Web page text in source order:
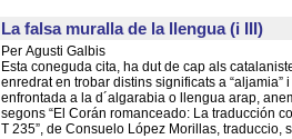
La falsa muralla de la llengua (i III)
Per Agusti Galbis
Esta coneguda cita, ha dut de cap als
enredrat en trobar distins significats a “aljamia”
enfrontada a la d´algarabia o llengua arap,
segons “El Corán romanceado: La traducción
T 235”, de Consuelo López Morillas, traduccio,